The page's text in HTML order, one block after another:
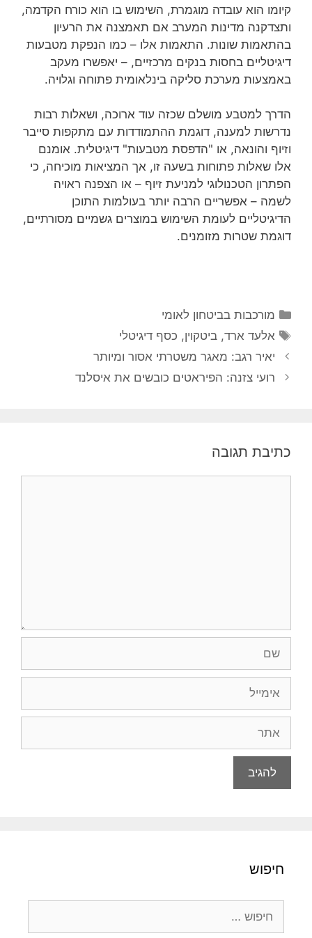
קיומו הוא עובדה מוגמרת, השימוש בו הוא כורח הקדמה,
ותצדקנה מדינות המערב אם תאמצנה את הרעיון
בהתאמות שונות. התאמות אלו – כמו הנפקת מטבעות
דיגיטליים בחסות בנקים מרכזיים, – יאפשרו מעקב
באמצעות מערכת סליקה בינלאומית פתוחה וגלויה.
הדרך למטבע מושלם שכזה עוד ארוכה, ושאלות רבות
נדרשות למענה, דוגמת ההתמודדות עם מתקפות סייבר
וזיוף והונאה, או "הדפסת מטבעות" דיגיטלית. אומנם
אלו שאלות פתוחות בשעה זו, אך המציאות מוכיחה, כי
הפתרון הטכנולוגי למניעת זיוף – או הצפנה ראויה
לשמה – אפשריים הרבה יותר בעולמות התוכן
הדיגיטליים לעומת השימוש במוצרים גשמיים מסורתיים,
דוגמת שטרות מזומנים.
קטגוריות
מורכבות בביטחון לאומי
תגיות
אלעד ארד,ביטקוין, כסף דיגיטלי
יאיר רגב: מאגר משטרתי אסור ומיותר
רועי צזנה: הפיראטים כובשים את איסלנד
כתיבת תגובה
חיפוש